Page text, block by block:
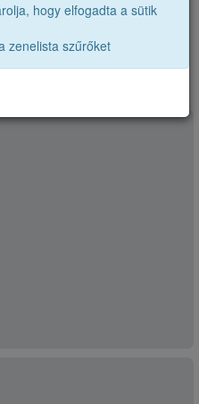
|
hogy elfogadta a sütik
zenelista szűrőket